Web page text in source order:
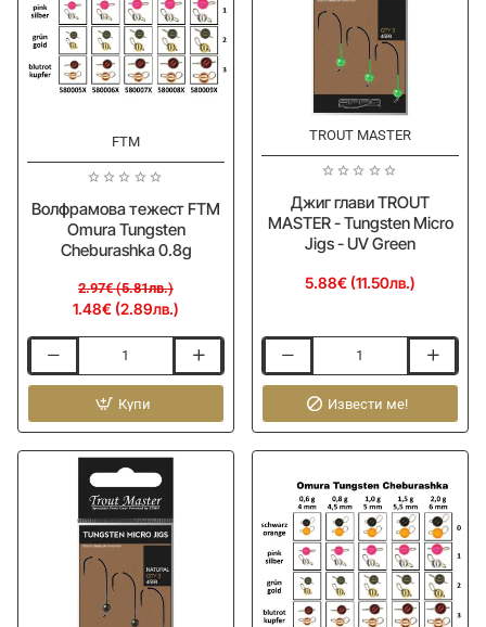
FTM
Волфрамова тежест FTM
Omura Tungsten
Cheburashka 0.8g
1.48€ (2.89лв.)
2.97€ (5.81лв.)
Волфрамова
тежест
Omura
Tungsten
Cheburashka
Купи
ОЧАКВАЙТЕ
TROUT MASTER
Джиг глави TROUT
MASTER - Tungsten Micro
Jigs - UV Green
5.88€ (11.50лв.)
глави
TROUT
MASTER
-
Micro
-
UV
Green
Извести ме!